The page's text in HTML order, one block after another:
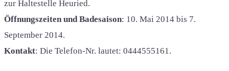
zur Haltestelle Heuried.
Öffnungszeiten und Badesaison: 10. Mai 2014 bis 7.
September 2014.
Kontakt: Die Telefon-Nr. lautet: 0444555161.